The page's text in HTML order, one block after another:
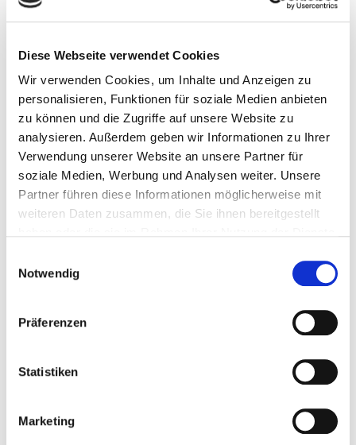
Diese Webseite verwendet Cookies
Wir verwenden Cookies, um Inhalte und Anzeigen zu
personalisieren, Funktionen für soziale Medien anbieten
zu können und die Zugriffe auf unsere Website zu
analysieren. Außerdem geben wir Informationen zu Ihrer
Verwendung unserer Website an unsere Partner für
soziale Medien, Werbung und Analysen weiter. Unsere
Partner führen diese Informationen möglicherweise mit
weiteren Daten zusammen, die Sie ihnen bereitgestellt
Notwendig
Präferenzen
Statistiken
Marketing
Teilen
Empfohlene Beiträge